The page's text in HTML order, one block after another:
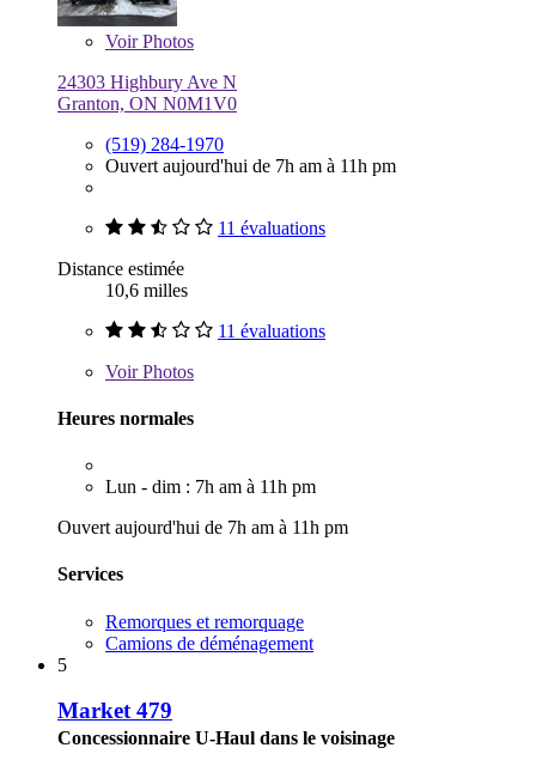
VoirPhotos
24303 Highbury Ave N
Granton, ON N0M1V0
(519) 284-1970
Ouvert aujourd'hui de 7h am à 11h pm
11 évaluations
Distance estimée
10,6 milles
11 évaluations
VoirPhotos
Heures normales
Lun - dim : 7h am à 11h pm
Ouvert aujourd'hui de 7h am à 11h pm
Services
Remorques et remorquage
Camions de déménagement
5
Market 479
Concessionnaire U-Haul dans le voisinage